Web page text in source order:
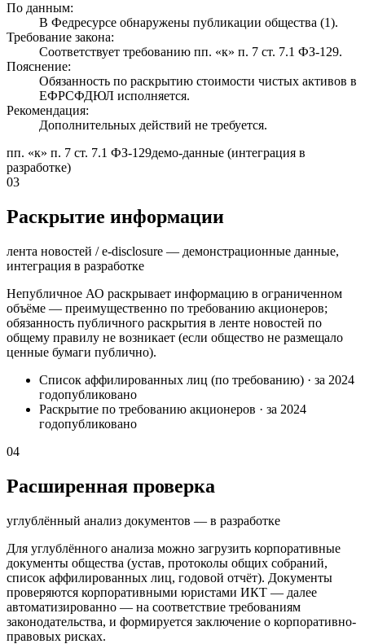
По данным:
В Федресурсе обнаружены публикации общества (1).
Требование закона:
Соответствует требованию пп. «к» п. 7 ст. 7.1 ФЗ-129.
Пояснение:
Обязанность по раскрытию стоимости чистых активов в
ЕФРСФДЮЛ исполняется.
Рекомендация:
Дополнительных действий не требуется.
пп. «к» п. 7 ст. 7.1 ФЗ-129демо-данные (интеграция в
разработке)
03
Раскрытие информации
лента новостей / e-disclosure — демонстрационные данные,
интеграция в разработке
Непубличное АО раскрывает информацию в ограниченном
объёме — преимущественно по требованию акционеров;
обязанность публичного раскрытия в ленте новостей по
общему правилу не возникает (если общество не размещало
ценные бумаги публично).
Список аффилированных лиц (по требованию) · за 2024
годопубликовано
Раскрытие по требованию акционеров · за 2024
годопубликовано
04
Расширенная проверка
углублённый анализ документов — в разработке
Для углублённого анализа можно загрузить корпоративные
документы общества (устав, протоколы общих собраний,
список аффилированных лиц, годовой отчёт). Документы
проверяются корпоративными юристами ИКТ — далее
автоматизированно — на соответствие требованиям
законодательства, и формируется заключение о корпоративно-
правовых рисках.